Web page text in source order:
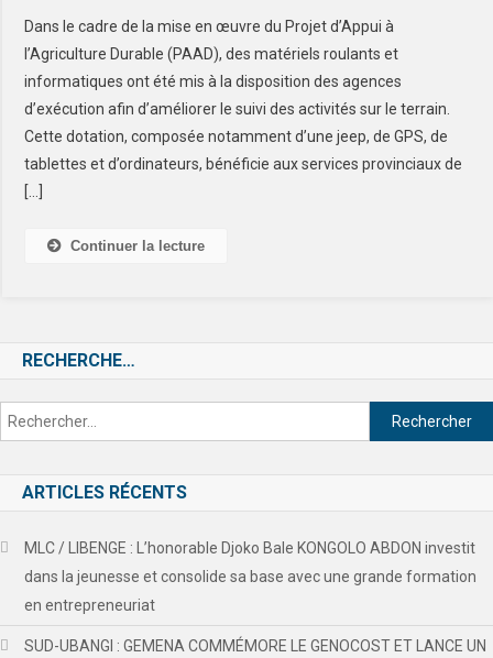
Dans le cadre de la mise en œuvre du Projet d’Appui à
l’Agriculture Durable (PAAD), des matériels roulants et
informatiques ont été mis à la disposition des agences
d’exécution afin d’améliorer le suivi des activités sur le terrain.
Cette dotation, composée notamment d’une jeep, de GPS, de
tablettes et d’ordinateurs, bénéficie aux services provinciaux de
[…]
Continuer la lecture
RECHERCHE…
ARTICLES RÉCENTS
MLC / LIBENGE : L’honorable Djoko Bale KONGOLO ABDON investit
dans la jeunesse et consolide sa base avec une grande formation
en entrepreneuriat
SUD-UBANGI : GEMENA COMMÉMORE LE GENOCOST ET LANCE UN